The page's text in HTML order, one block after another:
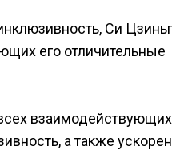
Си
его отличительные
взаимодействующих
а также